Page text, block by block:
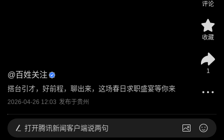
@百姓关注
搭台引才，好前程，聊出来，这场春日求职盛宴等你来
2026-04-26 12:03 发布于贵州
评论
收藏
1
打开腾讯新闻客户端说两句